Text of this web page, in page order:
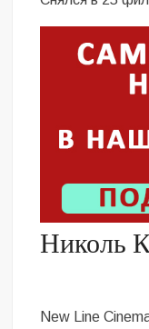
Николь
New Line